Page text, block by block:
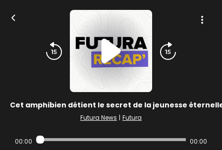
Cet amphibien détient le secret de la jeunesse
Futura News | Futura
00:00 00:00